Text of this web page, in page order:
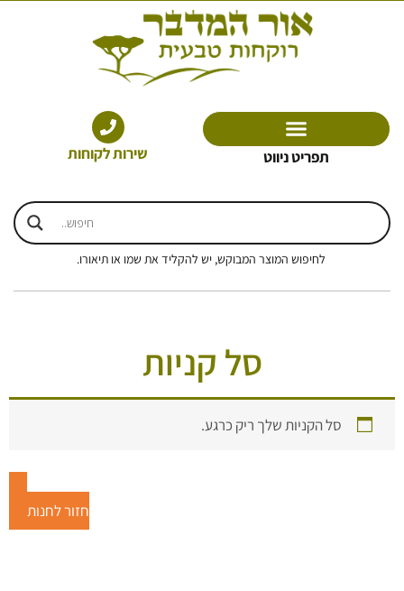
תפריט ניווט שירות לקוחות
לחיפוש המוצר המבוקש, יש להקליד את שמו או תיאורו.
סל
סל קניות
סל הקניות שלך ריק כרגע.
חזור לחנות